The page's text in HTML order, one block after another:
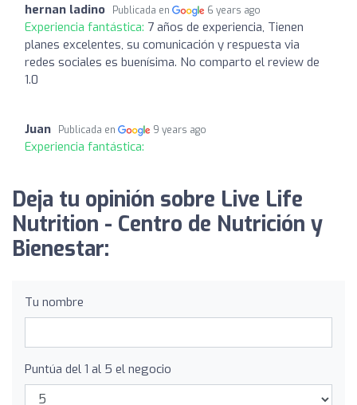
hernan ladino Publicada en 6 years ago
Experiencia fantástica: 7 años de experiencia, Tienen
planes excelentes, su comunicación y respuesta via
redes sociales es buenísima. No comparto el review de
1.0
Juan Publicada en 9 years ago
Experiencia fantástica:
Deja tu opinión sobre Live Life
Nutrition - Centro de Nutrición y
Bienestar:
Tu nombre
Puntúa del 1 al 5 el negocio